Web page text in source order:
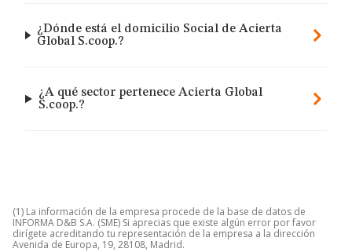
¿Dónde está el domicilio Social de Acierta
Global S.coop.?
¿A qué sector pertenece Acierta Global
S.coop.?
(1) La información de la empresa procede de la base de datos de
INFORMA D&B S.A. (SME) Si aprecias que existe algún error por favor
dirígete acreditando tu representación de la empresa a la dirección
Avenida de Europa, 19, 28108, Madrid.